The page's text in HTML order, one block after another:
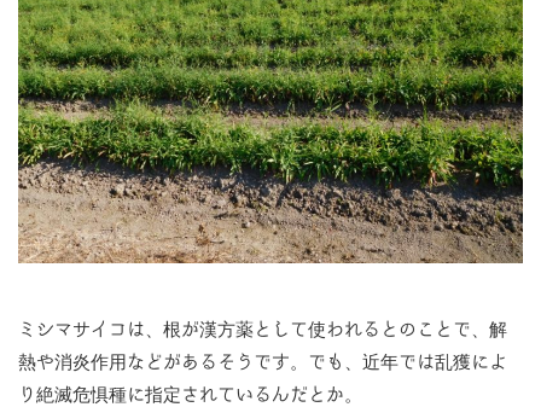
ミシマサイコは、根が漢方薬として使われるとのことで、解
熱や消炎作用などがあるそうです。でも、近年では乱獲によ
り絶滅危惧種に指定されているんだとか。